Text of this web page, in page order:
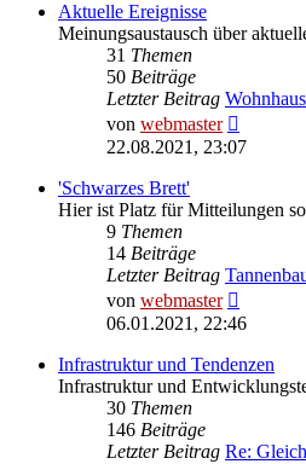
Aktuelle Ereignisse
Meinungsaustausch über
31 Themen
50 Beiträge
Letzter Beitrag
von webmaster
Beitrag
22.08.2021, 23:07
'Schwarzes Brett'
Hier ist Platz für Mitteilungen
9 Themen
14 Beiträge
Letzter Beitrag
von webmaster
Beitrag
06.01.2021, 22:46
Infrastruktur und Tendenzen
Infrastruktur und
30 Themen
146 Beiträge
Letzter Beitrag Re: